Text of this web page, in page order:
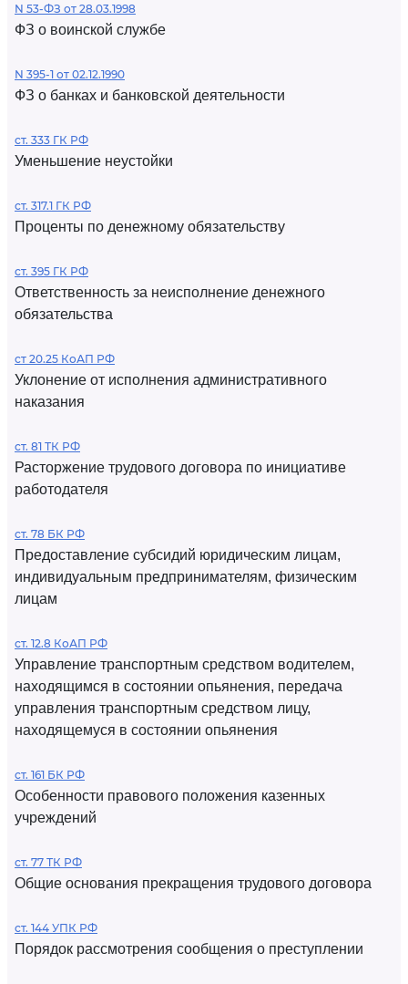
N 53-ФЗ от 28.03.1998
ФЗ о воинской службе
N 395-1 от 02.12.1990
ФЗ о банках и банковской деятельности
ст. 333 ГК РФ
Уменьшение неустойки
ст. 317.1 ГК РФ
Проценты по денежному обязательству
ст. 395 ГК РФ
Ответственность за неисполнение денежного
обязательства
ст 20.25 КоАП РФ
Уклонение от исполнения административного
наказания
ст. 81 ТК РФ
Расторжение трудового договора по инициативе
работодателя
ст. 78 БК РФ
Предоставление субсидий юридическим лицам,
индивидуальным предпринимателям, физическим
лицам
ст. 12.8 КоАП РФ
Управление транспортным средством водителем,
находящимся в состоянии опьянения, передача
управления транспортным средством лицу,
находящемуся в состоянии опьянения
ст. 161 БК РФ
Особенности правового положения казенных
учреждений
ст. 77 ТК РФ
Общие основания прекращения трудового договора
ст. 144 УПК РФ
Порядок рассмотрения сообщения о преступлении